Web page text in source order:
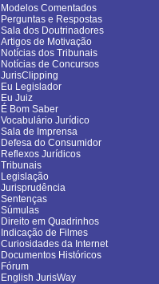
Modelos Comentados
Perguntas e Respostas
Sala dos Doutrinadores
Artigos de Motivação
Notícias dos Tribunais
Notícias de Concursos
JurisClipping
Eu Legislador
Eu Juiz
É Bom Saber
Vocabulário Jurídico
Sala de Imprensa
Defesa do Consumidor
Reflexos Jurídicos
Tribunais
Legislação
Jurisprudência
Sentenças
Súmulas
Direito em Quadrinhos
Indicação de Filmes
Curiosidades da Internet
Documentos Históricos
Fórum
English JurisWay